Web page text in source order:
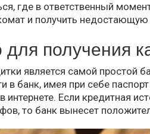
где в ответственный
и получить
для получения
является самой простой
в банк, имея при себе
интернете. Если кредитная
то банк вынесет